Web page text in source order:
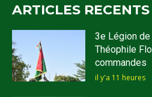
ARTICLES RECENTS
3e Légion de
Théophile
commandes
il y'a 11 heures